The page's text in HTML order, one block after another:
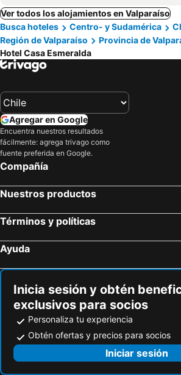
Ver todos los alojamientos en Valparaíso
Busca hoteles
Centro- y Sudamérica
Región de Valparaíso
Provincia de
Hotel Casa Esmeralda
Agregar en Google
Encuentra nuestros resultados
fácilmente: agrega trivago como
fuente preferida en Google.
Compañía
Nuestros productos
Términos y políticas
Ayuda
Inicia sesión y obtén
exclusivos para socios
Personaliza tu experiencia
Obtén ofertas y precios para socios
Iniciar sesión